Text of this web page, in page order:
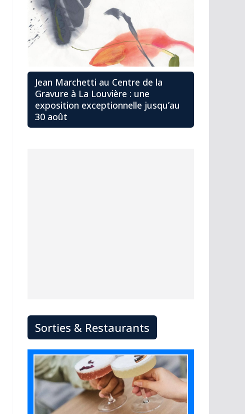
Jean Marchetti au Centre de la
Gravure à La Louvière : une
exposition exceptionnelle jusqu’au
30 août
Sorties & Restaurants